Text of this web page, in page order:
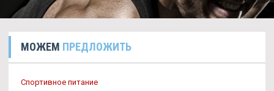
МОЖЕМ ПРЕДЛОЖИТЬ
Спортивное питание